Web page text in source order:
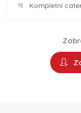
Kompletní